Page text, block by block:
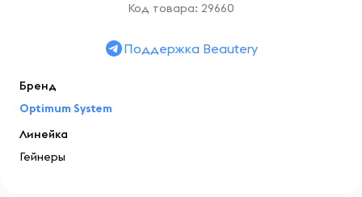
Код товара: 29660
Поддержка Beautery
Бренд
Optimum System
Линейка
Гейнеры